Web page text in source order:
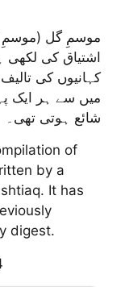
موسمِ گل (موسمِ
اشتیاق کی
کہانیوں کی
میں سے ہر ایک
شائع ہوتی تھی۔
by a
It has
digest.